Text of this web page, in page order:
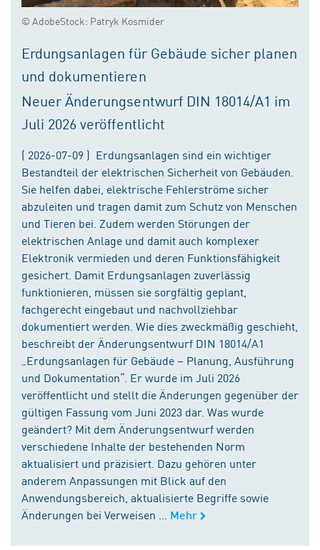
© AdobeStock: Patryk Kosmider
Erdungsanlagen für Gebäude sicher planen
und dokumentieren
Neuer Änderungsentwurf DIN 18014/A1 im
Juli 2026 veröffentlicht
( 2026-07-09 ) Erdungsanlagen sind ein wichtiger
Bestandteil der elektrischen Sicherheit von Gebäuden.
Sie helfen dabei, elektrische Fehlerströme sicher
abzuleiten und tragen damit zum Schutz von Menschen
und Tieren bei. Zudem werden Störungen der
elektrischen Anlage und damit auch komplexer
Elektronik vermieden und deren Funktionsfähigkeit
gesichert. Damit Erdungsanlagen zuverlässig
funktionieren, müssen sie sorgfältig geplant,
fachgerecht eingebaut und nachvollziehbar
dokumentiert werden. Wie dies zweckmäßig geschieht,
beschreibt der Änderungsentwurf DIN 18014/A1
„Erdungsanlagen für Gebäude – Planung, Ausführung
und Dokumentation“. Er wurde im Juli 2026
veröffentlicht und stellt die Änderungen gegenüber der
gültigen Fassung vom Juni 2023 dar. Was wurde
geändert? Mit dem Änderungsentwurf werden
verschiedene Inhalte der bestehenden Norm
aktualisiert und präzisiert. Dazu gehören unter
anderem Anpassungen mit Blick auf den
Anwendungsbereich, aktualisierte Begriffe sowie
Änderungen bei Verweisen ...
Mehr